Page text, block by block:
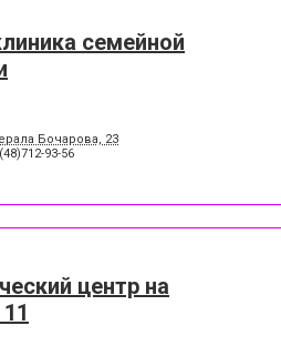
семейной
Бочарова, 23
93-56
центр на